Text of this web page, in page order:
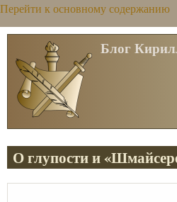
Перейти к основному содержанию
Блог
О глупости и